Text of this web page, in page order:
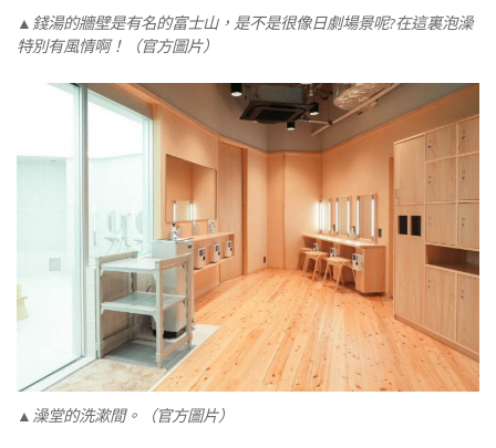
▲錢湯的牆壁是有名的富士山，是不是很像日劇場景呢?在這裏泡澡
特別有風情啊！（官方圖片）
▲澡堂的洗漱間。（官方圖片）